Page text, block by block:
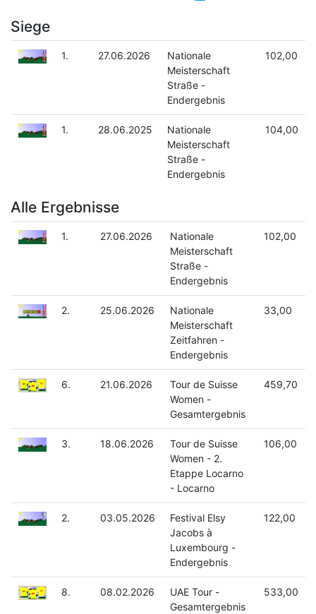
Siege
1. 27.06.2026
Nationale
Meisterschaft
Straße -
Endergebnis
102,00
1. 28.06.2025
Nationale
Meisterschaft
Straße -
Endergebnis
104,00
Alle Ergebnisse
1. 27.06.2026
Nationale
Meisterschaft
Straße -
Endergebnis
102,00
2. 25.06.2026
Nationale
Meisterschaft
Zeitfahren -
Endergebnis
33,00
6. 21.06.2026
Tour de Suisse
Women -
Gesamtergebnis
459,70
3. 18.06.2026
Tour de Suisse
Women - 2.
Etappe Locarno
- Locarno
106,00
2. 03.05.2026
Festival Elsy
Jacobs à
Luxembourg -
Endergebnis
122,00
8. 08.02.2026
UAE Tour -
Gesamtergebnis
533,00